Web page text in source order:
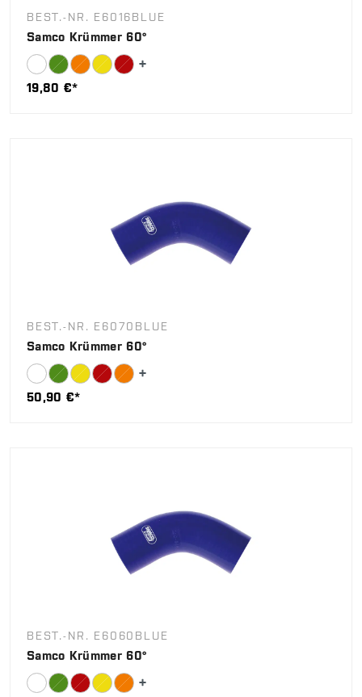
BEST.-NR. E6016BLUE
Samco Krümmer 60°
19,80 €*
BEST.-NR. E6070BLUE
Samco Krümmer 60°
50,90 €*
BEST.-NR. E6060BLUE
Samco Krümmer 60°